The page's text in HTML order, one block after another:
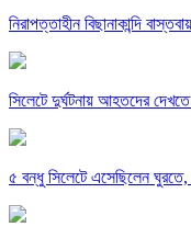
নিরাপত্তাহীন বিছানাকান্দি
সিলেটে দুর্ঘটনায় আহতদের
৫ বন্ধু সিলেটে এসেছিলেন ঘুরতে,